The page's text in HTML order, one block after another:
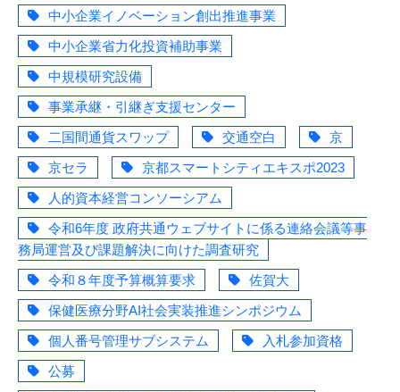
中小企業イノベーション創出推進事業
中小企業省力化投資補助事業
中規模研究設備
事業承継・引継ぎ支援センター
二国間通貨スワップ
交通空白
京
京セラ
京都スマートシティエキスポ2023
人的資本経営コンソーシアム
令和6年度 政府共通ウェブサイトに係る連絡会議等事
務局運営及び課題解決に向けた調査研究
令和８年度予算概算要求
佐賀大
保健医療分野AI社会実装推進シンポジウム
個人番号管理サブシステム
入札参加資格
公募